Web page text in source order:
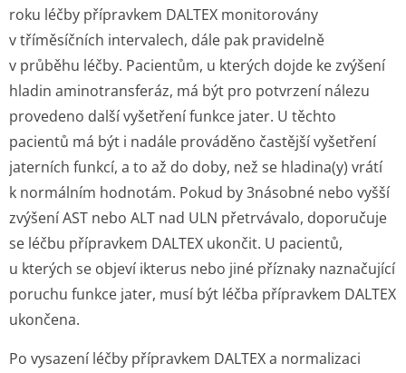
roku léčby přípravkem DALTEX monitorovány
v tříměsíčních intervalech, dále pak pravidelně
v průběhu léčby. Pacientům, u kterých dojde ke zvýšení
hladin aminotransferáz, má být pro potvrzení nálezu
provedeno další vyšetření funkce jater. U těchto
pacientů má být i nadále prováděno častější vyšetření
jaterních funkcí, a to až do doby, než se hladina(y) vrátí
k normálním hodnotám. Pokud by 3násobné nebo vyšší
zvýšení AST nebo ALT nad ULN přetrvávalo, doporučuje
se léčbu přípravkem DALTEX ukončit. U pacientů,
u kterých se objeví ikterus nebo jiné příznaky naznačující
poruchu funkce jater, musí být léčba přípravkem DALTEX
ukončena.
Po vysazení léčby přípravkem DALTEX a normalizaci